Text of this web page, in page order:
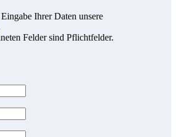
Ihrer Daten unsere
Felder sind Pflichtfelder.